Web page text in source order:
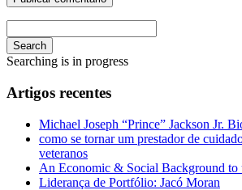
Search
Searching is in progress
Artigos recentes
Michael Joseph “Prince” Jackson Jr.
como se tornar um prestador de
veteranos
An Economic & Social Background to
Liderança de Portfólio: Jacó Moran